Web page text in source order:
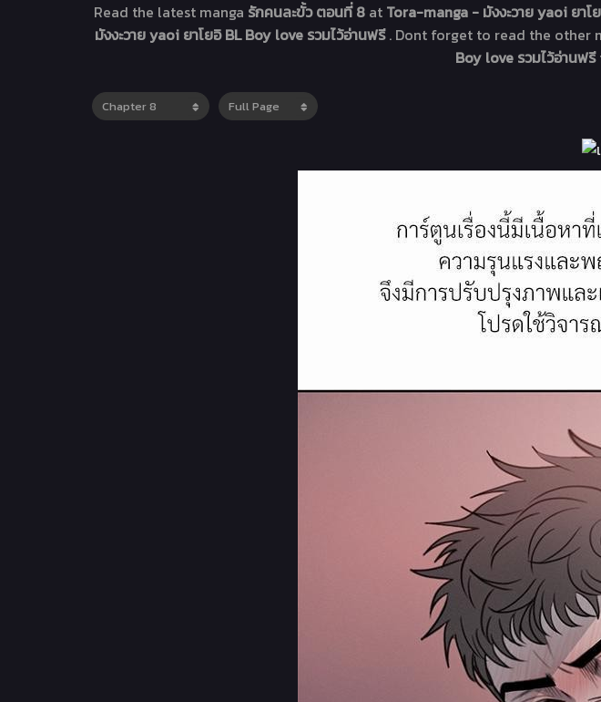
Read the latest manga รักคนละขั้ว ตอนที่ 8 at Tora-manga - มังงะวาย yaoi ยาโ
มังงะวาย yaoi ยาโยอิ BL Boy love รวมไว้อ่านฟรี. Dont forget to read the other
Boy love รวมไว้อ่านฟรี